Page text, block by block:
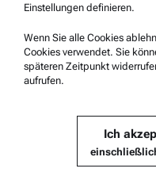
Anton Paar Technical Centers
Kontaktieren Sie uns
Unternehmensinformation
Einstellungen definieren.
Wenn Sie alle Cookies
Cookies verwendet. Sie
späteren Zeitpunkt
aufrufen.
Ich